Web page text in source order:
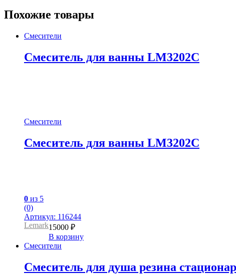
Похожие товары
Смесители
Смеситель для ванны LM3202C
Смесители
Смеситель для ванны LM3202C
0 из 5
(0)
Артикул: 116244
Lemark15000 ₽
В корзину
Смесители
Смеситель для душа резина